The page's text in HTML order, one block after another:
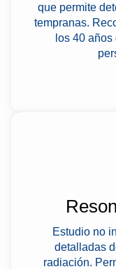
que permite
tempranas.
los 40 años
Estudio no
detalladas
radiación.